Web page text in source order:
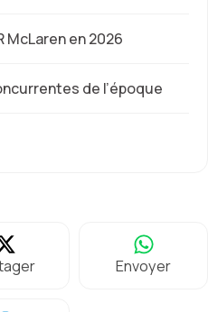
McLaren en 2026
de l’époque
Envoyer